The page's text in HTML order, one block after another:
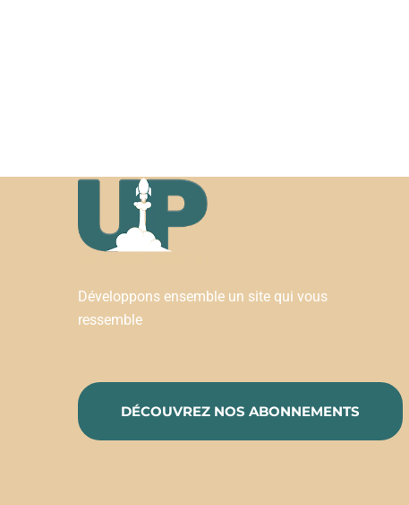
Développons ensemble un site qui vous
ressemble
DÉCOUVREZ NOS ABONNEMENTS